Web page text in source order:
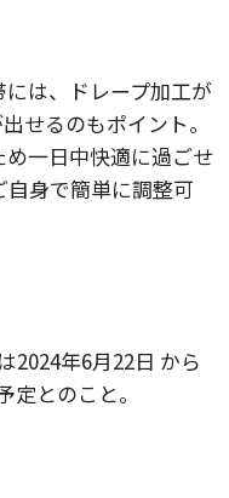
は、ドレープ加工が
せるのもポイント。
一日中快適に過ごせ
自身で簡単に調整可
2024年6月22日 から
とのこと。